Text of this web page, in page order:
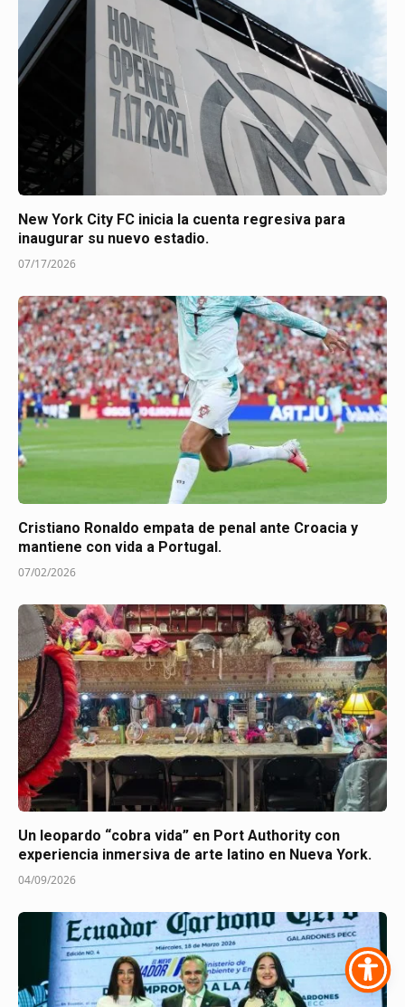
New York City FC inicia la cuenta regresiva para
inaugurar su nuevo estadio.
07/17/2026
Cristiano Ronaldo empata de penal ante Croacia y
mantiene con vida a Portugal.
07/02/2026
Un leopardo “cobra vida” en Port Authority con
experiencia inmersiva de arte latino en Nueva York.
04/09/2026